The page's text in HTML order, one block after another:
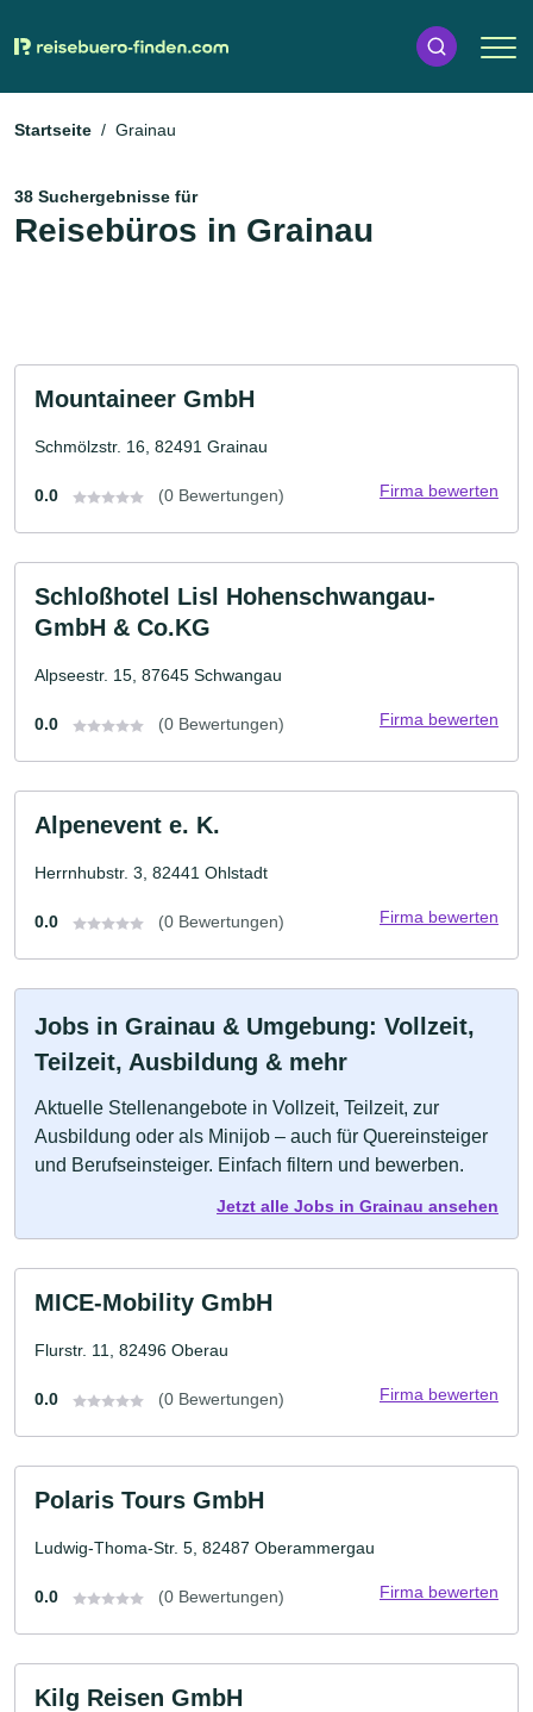
Startseite Grainau
38 Suchergebnisse für
Reisebüros in Grainau
Mountaineer GmbH
Schmölzstr. 16, 82491 Grainau
0.0 (0 Bewertungen) Firma bewerten
Schloßhotel Lisl Hohenschwangau-
GmbH & Co.KG
Alpseestr. 15, 87645 Schwangau
0.0 (0 Bewertungen) Firma bewerten
Alpenevent e. K.
Herrnhubstr. 3, 82441 Ohlstadt
0.0 (0 Bewertungen) Firma bewerten
Jobs in Grainau & Umgebung: Vollzeit,
Teilzeit, Ausbildung & mehr
Aktuelle Stellenangebote in Vollzeit, Teilzeit, zur
Ausbildung oder als Minijob – auch für Quereinsteiger
und Berufseinsteiger. Einfach filtern und bewerben.
Jetzt alle Jobs in Grainau ansehen
MICE-Mobility GmbH
Flurstr. 11, 82496 Oberau
0.0 (0 Bewertungen) Firma bewerten
Polaris Tours GmbH
Ludwig-Thoma-Str. 5, 82487 Oberammergau
0.0 (0 Bewertungen) Firma bewerten
Kilg Reisen GmbH